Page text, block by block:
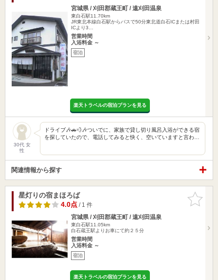
宮城県 / 刈田郡蔵王町 / 遠刈田温泉
東白石駅11.70km
JR東北本線白石駅からバスで50分東北道白石ICまたは村田
ICより3…
営業時間
入浴料金 ～
宿泊
楽天トラベルの宿泊プランを見る
30代 女
性
ドライブ🎶🚗💨🎶ついでに、家族で貸し切り風呂入浴ができる宿
を探していたので、電話してみると快く、空いていますと言わ…
関連情報から探す
お気に入
りに追加
星灯りの宿まほろば
4.0点 / 1 件
宮城県 / 刈田郡蔵王町 / 遠刈田温泉
東白石駅11.05km
白石蔵王駅よりお車にて約２５分
営業時間
入浴料金 ～
宿泊
楽天トラベルの宿泊プランを見る